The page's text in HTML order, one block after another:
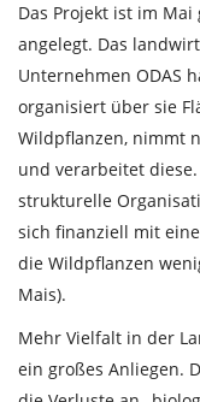
Das Projekt ist im
angelegt. Das
Unternehmen ODAS
organisiert über sie
Wildpflanzen, nimmt
und verarbeitet
strukturelle
sich finanziell mit
die Wildpflanzen
Mais).
Mehr Vielfalt in der
ein großes Anliegen.